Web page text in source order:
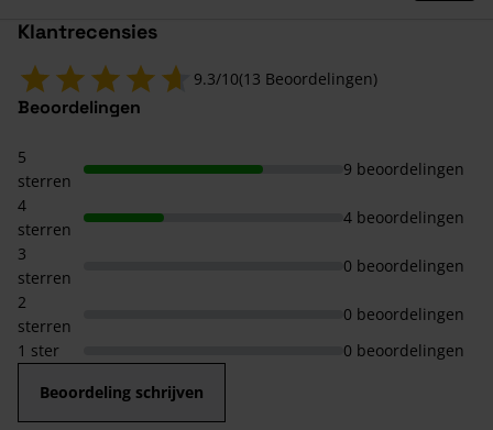
Klantrecensies
9.3/10(13 Beoordelingen)
Beoordelingen
5
sterren
9 beoordelingen
4
sterren
4 beoordelingen
3
sterren
0 beoordelingen
2
sterren
0 beoordelingen
1 ster
0 beoordelingen
Beoordeling schrijven